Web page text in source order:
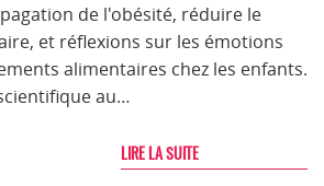
de l'obésité, réduire le
et réflexions sur les émotions
alimentaires chez les enfants.
au…
LIRE LA SUITE